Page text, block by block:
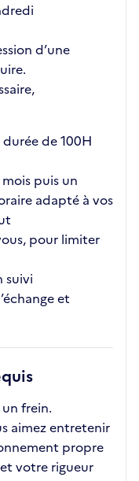
d’une
de 100H
puis un
adapté à vos
pour limiter
suivi
et
frein.
aimez entretenir
propre
votre rigueur